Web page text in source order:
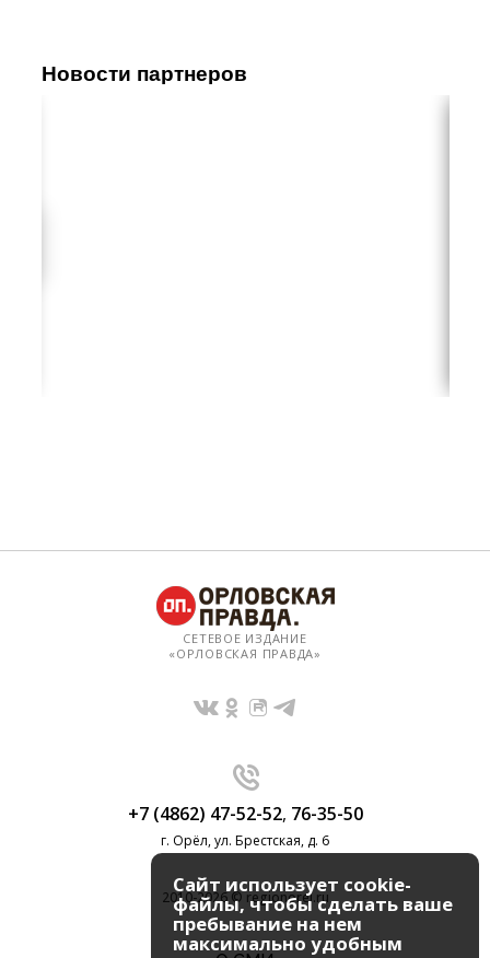
Новости партнеров
СЕТЕВОЕ ИЗДАНИЕ
«ОРЛОВСКАЯ ПРАВДА»
+7 (4862) 47-52-52, 76-35-50
г. Орёл, ул. Брестская, д. 6
2010-2026 © regionorel.ru
Сайт использует cookie-
файлы, чтобы сделать ваше
пребывание на нем
максимально удобным